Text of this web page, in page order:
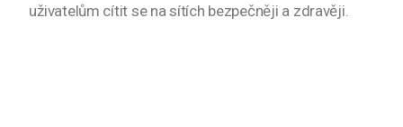
uživatelům cítit se na sítích bezpečněji a zdravěji.